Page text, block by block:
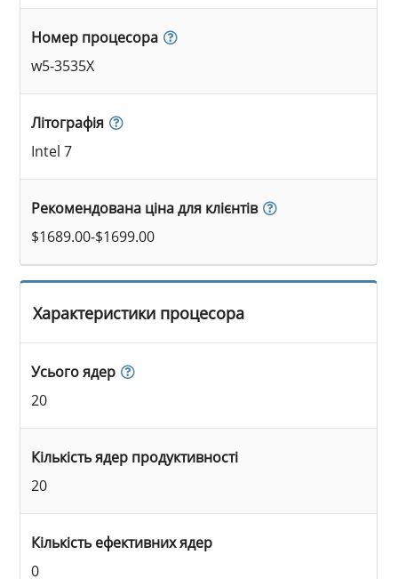
Номер процесора
w5-3535X
Літографія
Intel 7
Рекомендована ціна для клієнтів
$1689.00-$1699.00
Характеристики процесора
Усього ядер
20
Кількість ядер продуктивності
20
Кількість ефективних ядер
0